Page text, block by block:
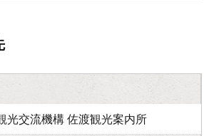
光交流機構 佐渡観光案内所